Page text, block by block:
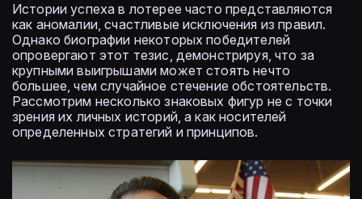
Истории успеха в лотерее часто представляются
как аномалии, счастливые исключения из правил.
Однако биографии некоторых победителей
опровергают этот тезис, демонстрируя, что за
крупными выигрышами может стоять нечто
большее, чем случайное стечение обстоятельств.
Рассмотрим несколько знаковых фигур не с точки
зрения их личных историй, а как носителей
определенных стратегий и принципов.